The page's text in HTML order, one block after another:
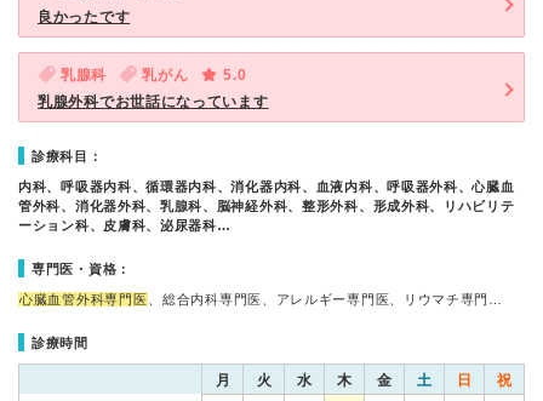
良かったです
乳腺科 乳がん
5.0
乳腺外科でお世話になっています
診療科目：
内科、呼吸器内科、循環器内科、消化器内科、血液内科、呼吸器外科、心臓血
管外科、消化器外科、乳腺科、脳神経外科、整形外科、形成外科、リハビリテ
ーション科、皮膚科、泌尿器科…
専門医・資格：
心臓血管外科専門医 、総合内科専門医、アレルギー専門医、リウマチ専門…
診療時間
月 火 水 木 金 土 日 祝